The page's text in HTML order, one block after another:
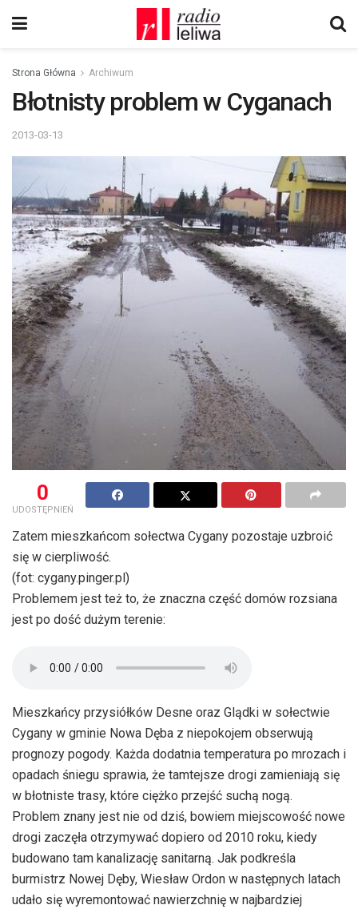
Strona Główna Archiwum
Błotnisty problem w Cyganach
2013-03-13
0
UDOSTĘPNIEŃ
Zatem mieszkańcom sołectwa Cygany pozostaje uzbroić
się w cierpliwość.
(fot: cygany.pinger.pl)
Problemem jest też to, że znaczna część domów rozsiana
jest po dość dużym terenie:
Mieszkańcy przysiółków Desne oraz Glądki w sołectwie
Cygany w gminie Nowa Dęba z niepokojem obserwują
prognozy pogody. Każda dodatnia temperatura po mrozach i
opadach śniegu sprawia, że tamtejsze drogi zamieniają się
w błotniste trasy, które ciężko przejść suchą nogą.
Problem znany jest nie od dziś, bowiem miejscowość nowe
drogi zaczęła otrzymywać dopiero od 2010 roku, kiedy
budowano tam kanalizację sanitarną. Jak podkreśla
burmistrz Nowej Dęby, Wiesław Ordon w następnych latach
udało się wyremontować nawierzchnię w najbardziej